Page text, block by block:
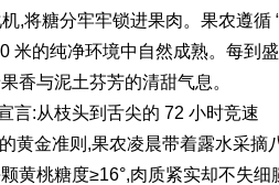
,将糖分牢牢锁进果肉。果农遵循
米的纯净环境中自然成熟。每到
香与泥土芬芳的清甜气息。
言:从枝头到舌尖的 72 小时竞速
黄金准则,果农凌晨带着露水采
黄桃糖度≥16°,肉质紧实却不失